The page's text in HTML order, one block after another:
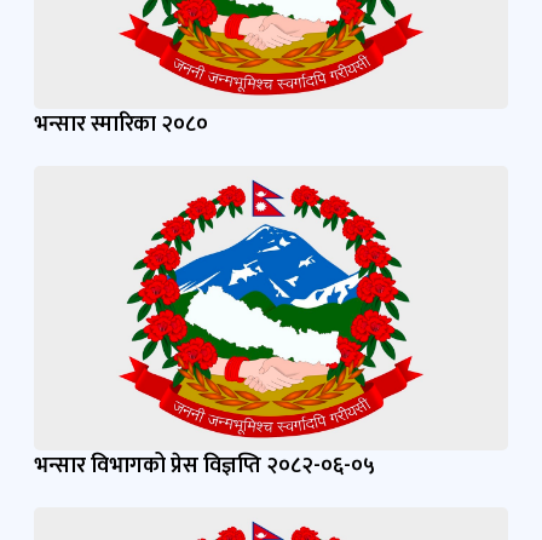
भन्सार स्मारिका २०८०
भन्सार विभागको प्रेस विज्ञप्ति २०८२-०६-०५